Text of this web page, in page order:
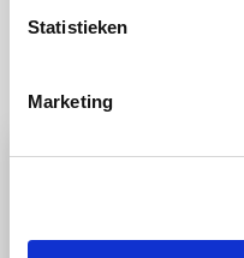
Statistieken
Marketing